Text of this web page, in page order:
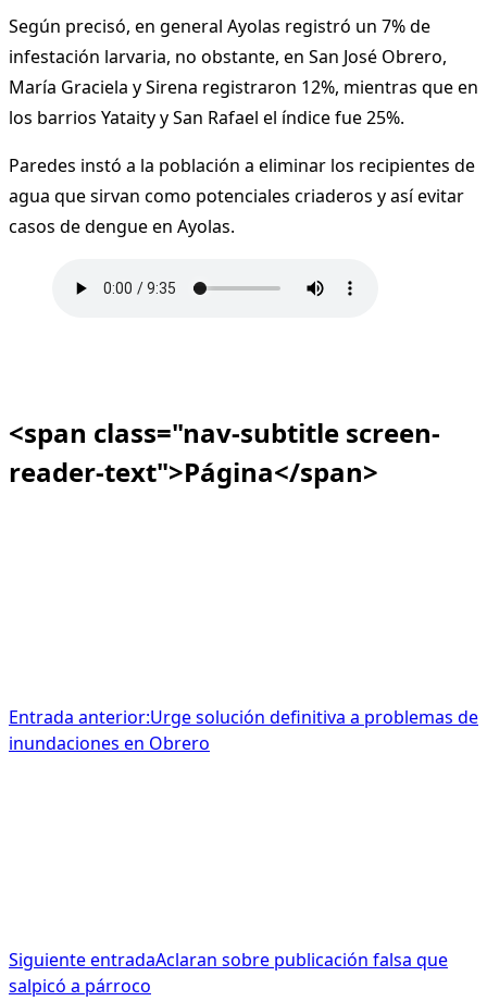
Según precisó, en general Ayolas registró un 7% de
infestación larvaria, no obstante, en San José Obrero,
María Graciela y Sirena registraron 12%, mientras que en
los barrios Yataity y San Rafael el índice fue 25%.
Paredes instó a la población a eliminar los recipientes de
agua que sirvan como potenciales criaderos y así evitar
casos de dengue en Ayolas.
<span class="nav-subtitle screen-
reader-text">Página</span>
Entrada anterior:Urge solución definitiva a problemas de
inundaciones en Obrero
Siguiente entradaAclaran sobre publicación falsa que
salpicó a párroco